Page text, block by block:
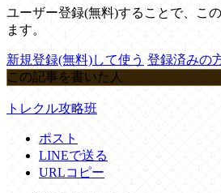
ユーザー登録(無料)することで、こ
ます。
新規登録(無料)して使う 登録済みの
この記事を書いた人
トレクル攻略班
ポスト
LINEで送る
URLコピー